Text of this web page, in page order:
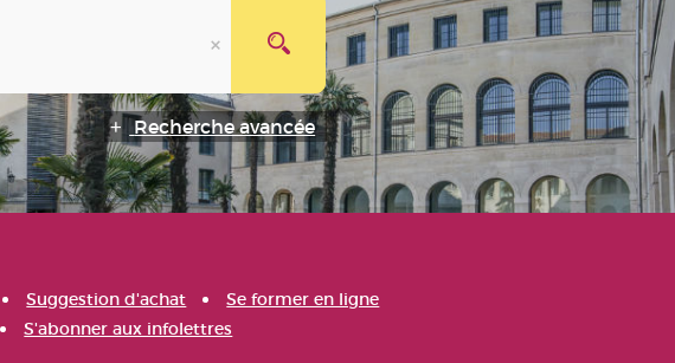
Recherche avancée
Suggestion d'achat
Se former en ligne
S'abonner aux infolettres